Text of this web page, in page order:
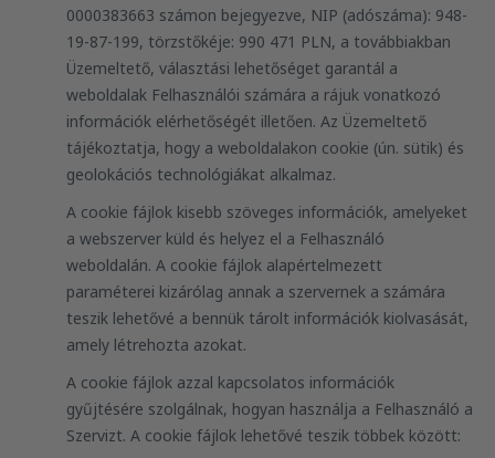
0000383663 számon bejegyezve, NIP (adószáma): 948-
19-87-199, törzstőkéje: 990 471 PLN, a továbbiakban
Üzemeltető, választási lehetőséget garantál a
weboldalak Felhasználói számára a rájuk vonatkozó
információk elérhetőségét illetően. Az Üzemeltető
tájékoztatja, hogy a weboldalakon cookie (ún. sütik) és
geolokációs technológiákat alkalmaz.
A cookie fájlok kisebb szöveges információk, amelyeket
a webszerver küld és helyez el a Felhasználó
weboldalán. A cookie fájlok alapértelmezett
paraméterei kizárólag annak a szervernek a számára
teszik lehetővé a bennük tárolt információk kiolvasását,
amely létrehozta azokat.
A cookie fájlok azzal kapcsolatos információk
gyűjtésére szolgálnak, hogyan használja a Felhasználó a
Szervizt. A cookie fájlok lehetővé teszik többek között: